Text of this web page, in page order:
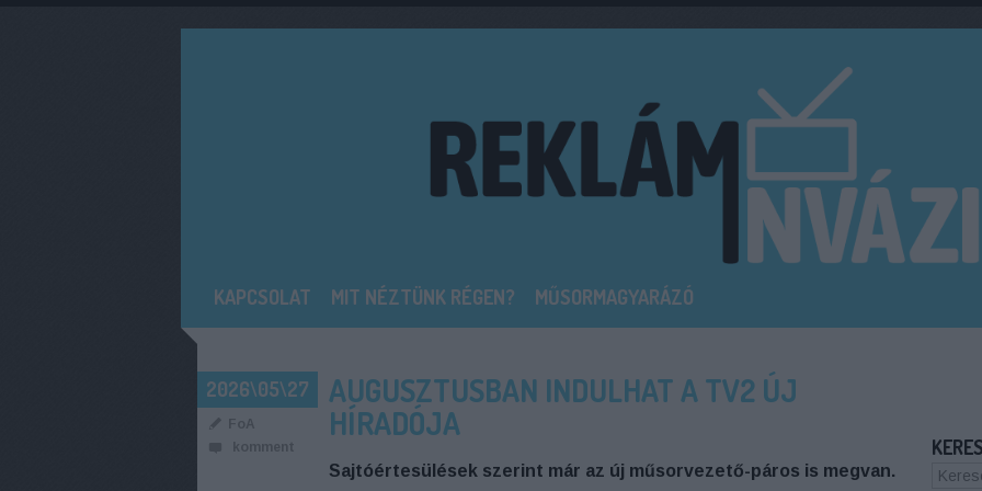
KAPCSOLAT MIT NÉZTÜNK RÉGEN? MŰSORMAGYARÁZÓ
2026\05\27
FoA
komment
AUGUSZTUSBAN INDULHAT A TV2 ÚJ
HÍRADÓJA
Sajtóértesülések szerint már az új műsorvezető-páros is megvan.